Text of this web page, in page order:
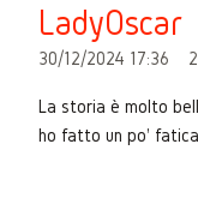
LadyOscar
30/12/2024 17:36
La storia è molto
ho fatto un po'